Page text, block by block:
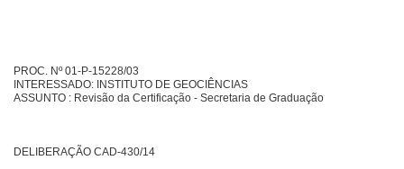
PROC. Nº 01-P-15228/03
INTERESSADO: INSTITUTO DE GEOCIÊNCIAS
ASSUNTO : Revisão da Certificação - Secretaria de Graduação
DELIBERAÇÃO CAD-430/14